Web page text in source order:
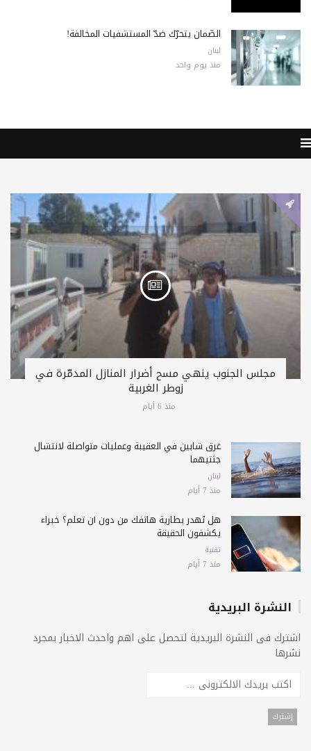
الضّمان يتحرّك ضدّ المستشفيات المخالفة!
لبنان
منذ يوم واحد
مجلس الجنوب ينهي مسح أضرار المنازل المدمّرة في
زوطر الغربية
منذ 6 أيام
غرق شابين في العقيبة وعمليات متواصلة لانتشال
جثتيهما
لبنان
منذ 7 أيام
هل تُهدر بطارية هاتفك من دون أن تعلم؟ خبراء
يكشفون الحقيقة
تقنية
منذ 7 أيام
النشرة البريدية
اشترك فى النشرة البريدية لتحصل على اهم واحدث الاخبار بمجرد
نشرها